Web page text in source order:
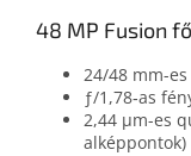
48 MP Fusion
24/48 mm-
ƒ/1,78‑as
2,44 μm-es
alképpontok)